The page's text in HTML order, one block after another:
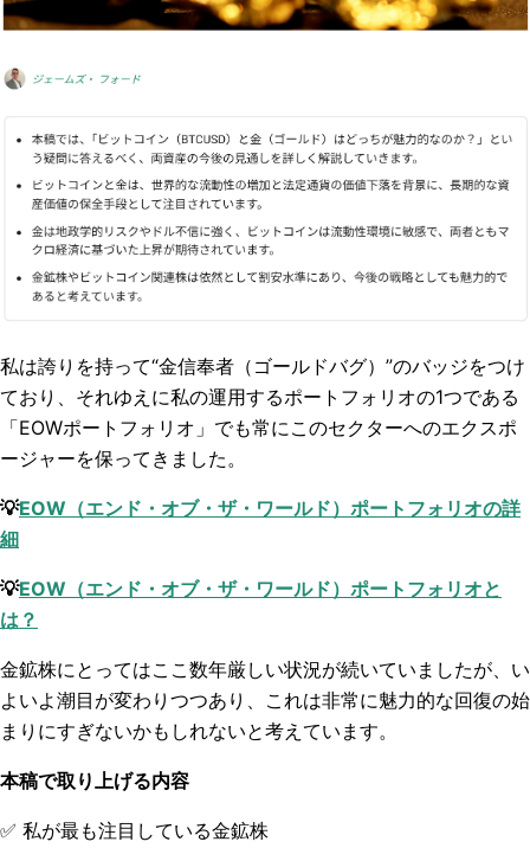
私は誇りを持って“金信奉者（ゴールドバグ）”のバッジをつけ
ており、それゆえに私の運用するポートフォリオの1つである
「EOWポートフォリオ」でも常にこのセクターへのエクスポ
ージャーを保ってきました。
💡EOW （エンド・オブ・ザ・ワールド）ポートフォリオの詳
細
💡EOW （エンド・オブ・ザ・ワールド）ポートフォリオと
は？
金鉱株にとってはここ数年厳しい状況が続いていましたが、い
よいよ潮目が変わりつつあり、これは非常に魅力的な回復の始
まりにすぎないかもしれないと考えています。
本稿で取り上げる内容
✅ 私が最も注目している金鉱株